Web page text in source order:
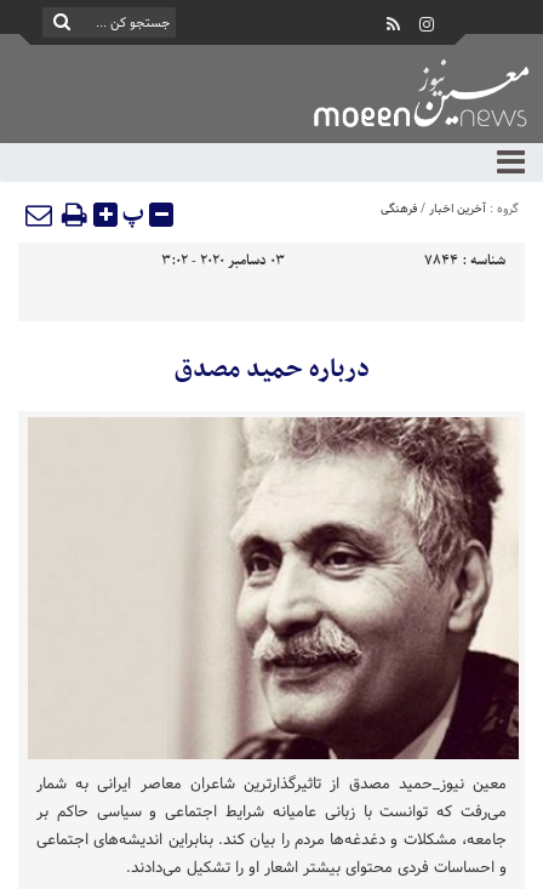
گروه : آخرین اخبار/فرهنگی پ
شناسه : 7844 03 دسامبر 2020 - 3:02
درباره حمید مصدق
معین نیوز_حمید مصدق از تاثیرگذارترین شاعران معاصر ایرانی به شمار
می‌رفت که توانست با زبانی عامیانه شرایط اجتماعی و سیاسی حاکم بر
جامعه، مشکلات و دغدغه‌ها مردم را بیان کند. بنابراین اندیشه­‌های اجتماعی
و احساسات فردی محتوای بیشتر اشعار او را تشکیل می­‌دادند.